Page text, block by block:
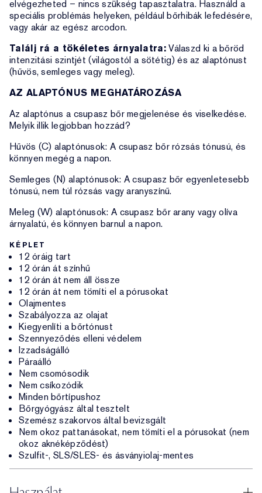
elvégezheted – nincs szükség tapasztalatra. Használd a
speciális problémás helyeken, például bőrhibák lefedésére,
vagy akár az egész arcodon.
Találj rá a tökéletes árnyalatra:Válaszd ki a bőröd
intenzitási szintjét (világostól a sötétig) és az alaptónust
(hűvös, semleges vagy meleg).
AZ ALAPTÓNUS MEGHATÁROZÁSA
Az alaptónus a csupasz bőr megjelenése és viselkedése.
Melyik illik legjobban hozzád?
Hűvös (C) alaptónusok: A csupasz bőr rózsás tónusú, és
könnyen megég a napon.
Semleges (N) alaptónusok: A csupasz bőr egyenletesebb
tónusú, nem túl rózsás vagy aranyszínű.
Meleg (W) alaptónusok: A csupasz bőr arany vagy olíva
árnyalatú, és könnyen barnul a napon.
KÉPLET
12 óráig tart
12 órán át színhű
12 órán át nem áll össze
12 órán át nem tömíti el a pórusokat
Olajmentes
Szabályozza az olajat
Kiegyenlíti a bőrtónust
Szennyeződés elleni védelem
Izzadságálló
Páraálló
Nem csomósodik
Nem csíkozódik
Minden bőrtípushoz
Bőrgyógyász által tesztelt
Szemész szakorvos által bevizsgált
Nem okoz pattanásokat, nem tömíti el a pórusokat (nem
okoz aknéképződést)
Szulfit-, SLS/SLES- és ásványiolaj-mentes